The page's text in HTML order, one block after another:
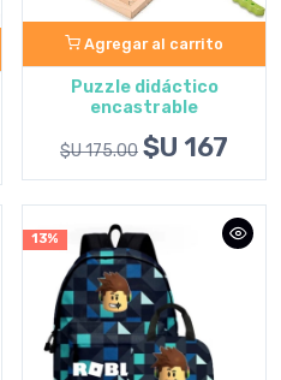
Agregar al carrito
Puzzle didáctico
encastrable
$U 175.00 $U 167
13%